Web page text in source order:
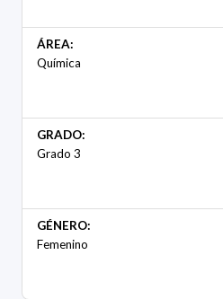
ÁREA:
Química
GRADO:
Grado 3
GÉNERO:
Femenino